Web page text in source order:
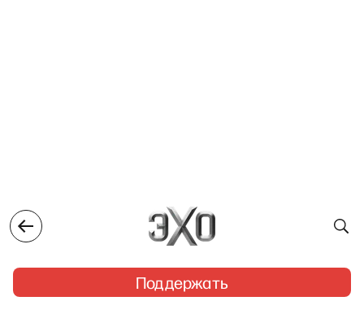
Поддержать